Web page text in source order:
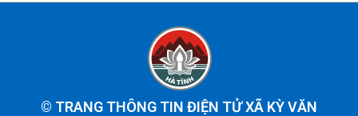
© TRANG THÔNG TIN ĐIỆN TỬ XÃ KỲ VĂN